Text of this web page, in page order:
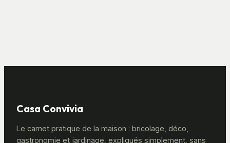
Casa Convivia
Le carnet pratique de la maison : bricolage, déco,
gastronomie et jardinage, expliqués simplement, sans